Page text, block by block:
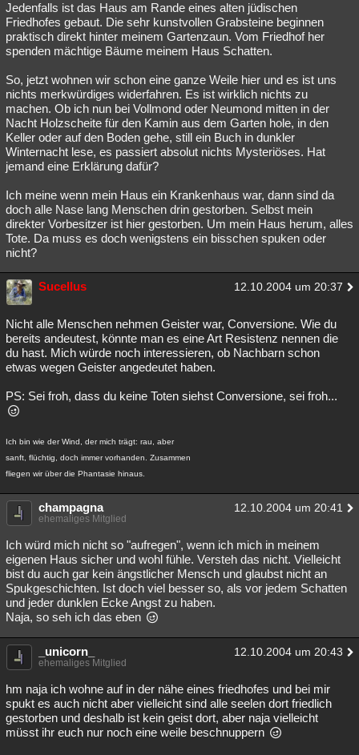
Übersichten
Besucht Teilgenommen Alle Neue Geschlossen
Jedenfalls ist das Haus am Rande eines alten jüdischen
Friedhofes gebaut. Die sehr kunstvollen Grabsteine beginnen
praktisch direkt hinter meinem Gartenzaun. Vom Friedhof her
spenden mächtige Bäume meinem Haus Schatten.
So, jetzt wohnen wir schon eine ganze Weile hier und es ist uns
nichts merkwürdiges widerfahren. Es ist wirklich nichts zu
machen. Ob ich nun bei Vollmond oder Neumond mitten in der
Nacht Holzscheite für den Kamin aus dem Garten hole, in den
Keller oder auf den Boden gehe, still ein Buch in dunkler
Winternacht lese, es passiert absolut nichts Mysteriöses. Hat
jemand eine Erklärung dafür?
Ich meine wenn mein Haus ein Krankenhaus war, dann sind da
doch alle Nase lang Menschen drin gestorben. Selbst mein
direkter Vorbesitzer ist hier gestorben. Um mein Haus herum, alles
Tote. Da muss es doch wenigstens ein bisschen spuken oder
nicht?
Sucellus 12.10.2004 um 20:37
Nicht alle Menschen nehmen Geister war, Conversione. Wie du
bereits andeutest, könnte man es eine Art Resistenz nennen die
du hast. Mich würde noch interessieren, ob Nachbarn schon
etwas wegen Geister angedeutet haben.
PS: Sei froh, dass du keine Toten siehst Conversione, sei froh...
Ich bin wie der Wind, der mich trägt: rau, aber
sanft, flüchtig, doch immer vorhanden. Zusammen
fliegen wir über die Phantasie hinaus.
champagna 12.10.2004 um 20:41
ehemaliges Mitglied
Ich würd mich nicht so "aufregen", wenn ich mich in meinem
eigenen Haus sicher und wohl fühle. Versteh das nicht. Vielleicht
bist du auch gar kein ängstlicher Mensch und glaubst nicht an
Spukgeschichten. Ist doch viel besser so, als vor jedem Schatten
und jeder dunklen Ecke Angst zu haben.
Naja, so seh ich das eben
_unicorn_ 12.10.2004 um 20:43
ehemaliges Mitglied
hm naja ich wohne auf in der nähe eines friedhofes und bei mir
spukt es auch nicht aber vielleicht sind alle seelen dort friedlich
gestorben und deshalb ist kein geist dort, aber naja vielleicht
müsst ihr euch nur noch eine weile beschnuppern